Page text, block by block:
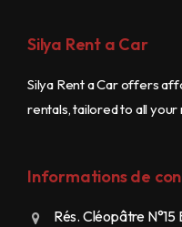
Silya Rent a Car
Silya Rent a Car offers
rentals, tailored to all your
Informations de
Rés. Cléopâtre